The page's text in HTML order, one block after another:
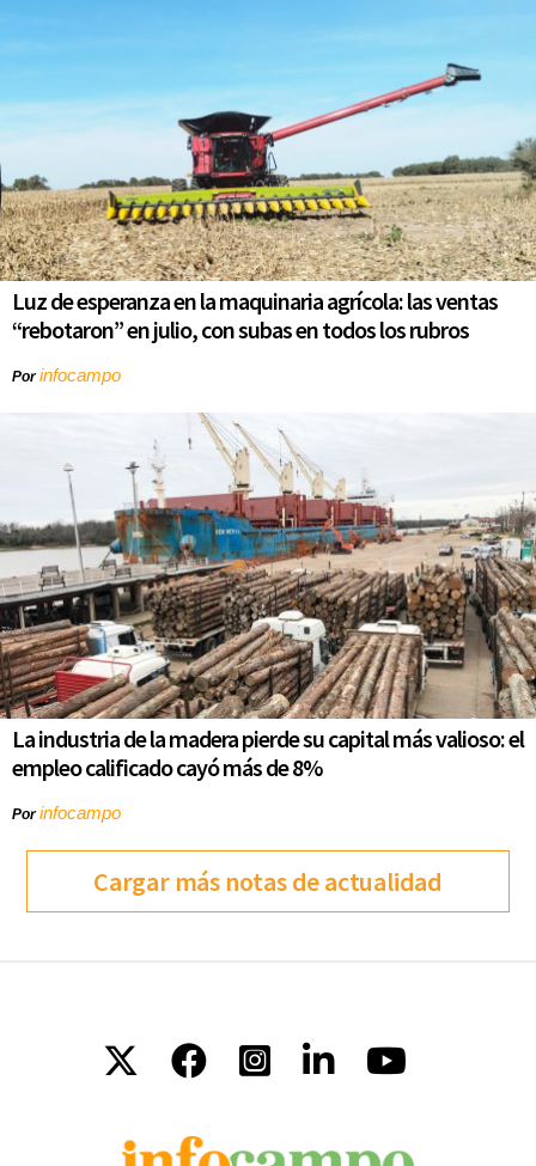
Luz de esperanza en la maquinaria agrícola: las ventas
“rebotaron” en julio, con subas en todos los rubros
Porinfocampo
La industria de la madera pierde su capital más valioso: el
empleo calificado cayó más de 8%
Porinfocampo
Cargar más notas de actualidad